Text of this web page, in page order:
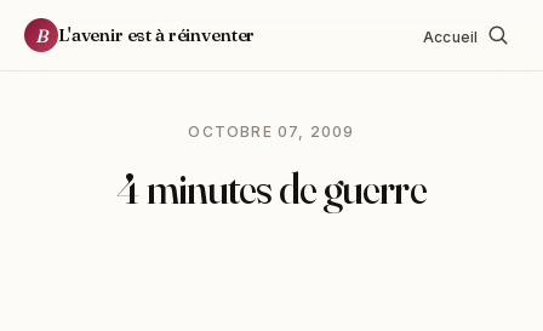
B L'avenir est à réinventer Accueil
OCTOBRE 07, 2009
4 minutes de guerre